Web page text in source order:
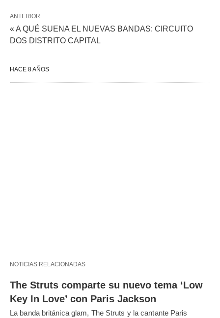
ANTERIOR
« A QUÉ SUENA EL NUEVAS BANDAS: CIRCUITO
DOS DISTRITO CAPITAL
HACE 8 AÑOS
NOTICIAS RELACIONADAS
The Struts comparte su nuevo tema ‘Low
Key In Love’ con Paris Jackson
La banda británica glam, The Struts y la cantante Paris